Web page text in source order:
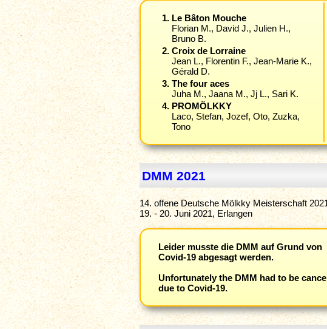
Le Bâton Mouche
Florian M., David J., Julien H.,
Bruno B.
Croix de Lorraine
Jean L., Florentin F., Jean-Marie K.,
Gérald D.
The four aces
Juha M., Jaana M., Jj L., Sari K.
PROMÖLKKY
Laco, Stefan, Jozef, Oto, Zuzka,
Tono
DMM 2021
14. offene Deutsche Mölkky Meisterschaft
19. - 20. Juni 2021, Erlangen
Leider musste die DMM auf Grund von
Covid-19 abgesagt werden.
Unfortunately the DMM had to be
due to Covid-19.